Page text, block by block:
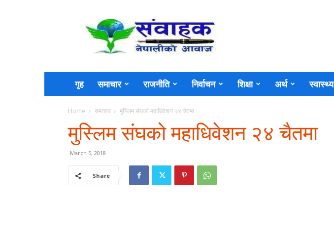
Sambahak
गृह समाचार राजनीति निर्वाचन शिक्षा अर्थ स्वास्थ्य
Home समाचार मुस्लिम संघको महाधिवेशन २४ चैतमा
मुस्लिम संघको महाधिवेशन २४ चैतमा
March 5, 2018
Share